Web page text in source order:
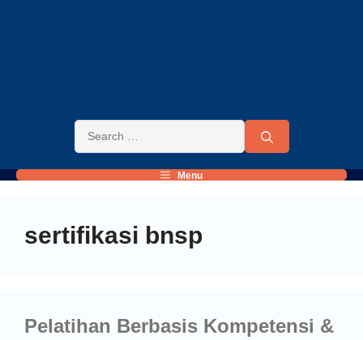
Menu
sertifikasi bnsp
Pelatihan Berbasis Kompetensi &